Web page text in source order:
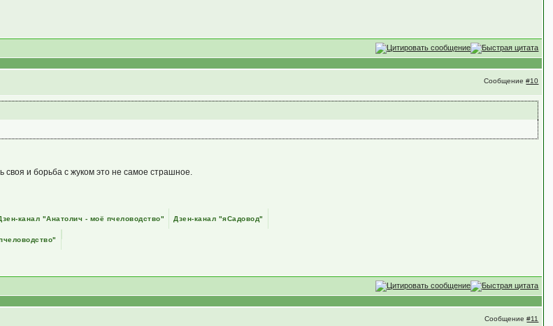
Сообщение#10
своя и борьба с жуком это не самое страшное.
канал "Анатолич - моё пчеловодство" Дзен-канал "яСадовод"
Сообщение#11